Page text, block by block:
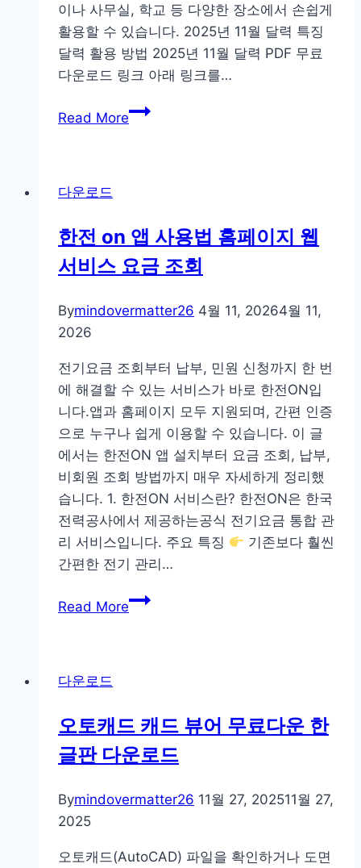
주
소
이나 사무실, 학교 등 다양한 장소에서 손쉽게
활용할 수 있습니다. 2025년 11월 달력 특징
달력 활용 방법 2025년 11월 달력 PDF 무료
다운로드 링크 아래 링크를…
Read More2025
프
린
pdf
다
운
로
드
다운로드
한전 on 앱 사용법 홈페이지 웹
서비스 요금 조회
Bymindovermatter26 4월 11, 20264월 11,
2026
전기요금 조회부터 납부, 민원 신청까지 한 번
에 해결할 수 있는 서비스가 바로 한전ON입
니다.앱과 홈페이지 모두 지원되며, 간편 인증
으로 누구나 쉽게 이용할 수 있습니다. 이 글
에서는 한전ON 앱 설치부터 요금 조회, 납부,
비회원 조회 방법까지 매우 자세하게 정리했
습니다. 1. 한전ON 서비스란? 한전ON은 한국
전력공사에서 제공하는공식 전기요금 통합 관
리 서비스입니다. 주요 특징
기존보다 훨씬
간편한 전기 관리…
Read More한
법
홈
이
서
다운로드
오토캐드 캐드 뷰어 무료다운 한
글판 다운로드
Bymindovermatter26 11월 27, 202511월 27,
2025
오토캐드(AutoCAD) 파일을 확인하거나 도면